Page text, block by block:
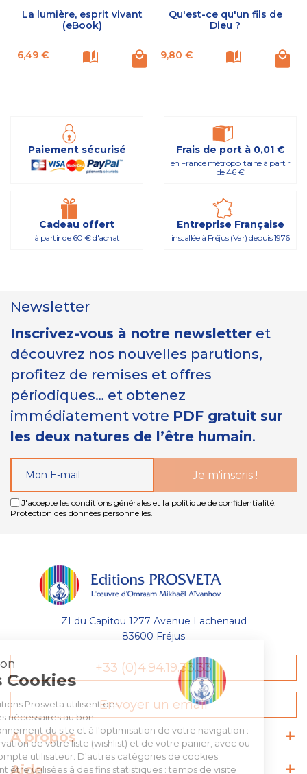
Gestion
des Cookies
Les Éditions Prosveta utilisent des
cookies nécessaires au bon
fonctionnement du site et à l'optimisation de votre navigation :
conservation de votre liste (wishlist) et de votre panier, avec ou
sans compte utilisateur. D'autres catégories de cookies
peuvent être utilisées à des fins statistiques : temps de visite
La lumière, esprit vivant
(eBook)
Prix
6,49 €
Qu'est-ce qu'un fils de
Dieu ?
Prix
9,80 €
Paiement sécurisé Frais de port à 0,01 €
en France métropolitaine à partir
de 46 €
Cadeau offert
à partir de 60 € d'achat
Entreprise Française
installée à Fréjus (Var) depuis 1976
Newsletter
Inscrivez-vous à notre newsletter et
découvrez nos nouvelles parutions,
profitez de remises et offres
périodiques… et obtenez
immédiatement votre PDF gratuit sur
les deux natures de l’être humain.
J'accepte les conditions générales et la politique de confidentialité.
Protection des données personnelles.
ZI du Capitou 1277 Avenue Lachenaud
83600 Fréjus
+33 (0)4.94.19.33.33
Envoyer un email
A propos
Aide